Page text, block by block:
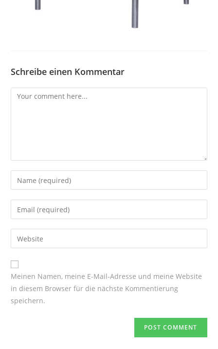
Schreibe einen Kommentar
Comment
Enter
your
name
comment
Enter
your
email
address
comment
Enter
your
website
URL
Meinen Namen, meine E-Mail-Adresse und meine Website
in diesem Browser für die nächste Kommentierung
speichern.